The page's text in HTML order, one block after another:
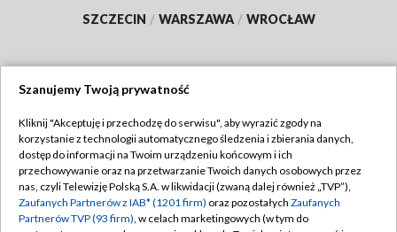
SZCZECIN / WARSZAWA / WROCŁAW
TVP
Abonament TVP
Emisja w TVP
Centrum informacji TVP
Regulamin TVP
Polityka prywatności
Szanujemy Twoją prywatność
Kliknij "Akceptuję i przechodzę do serwisu", aby wyrazić zgody na
korzystanie z technologii automatycznego śledzenia i zbierania danych,
dostęp do informacji na Twoim urządzeniu końcowym i ich
przechowywanie oraz na przetwarzanie Twoich danych osobowych przez
nas, czyli Telewizję Polską S.A. w likwidacji (zwaną dalej również „TVP”),
Zaufanych Partnerów z IAB* (1201 firm) oraz pozostałych Zaufanych
Partnerów TVP (93 firm), w celach marketingowych (w tym do